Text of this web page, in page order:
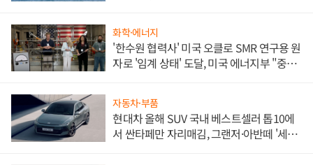
화학·에너지
'한수원 협력사' 미국 오클로 SMR 연구용 원
자로 '임계 상태' 도달, 미국 에너지부 "중요
자동차·부품
현대차 올해 SUV 국내 베스트셀러 톱10에
서 싼타페만 자리매김, 그랜저·아반떼 '세단